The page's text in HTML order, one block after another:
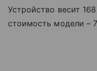
Устройство весит
стоимость модели –